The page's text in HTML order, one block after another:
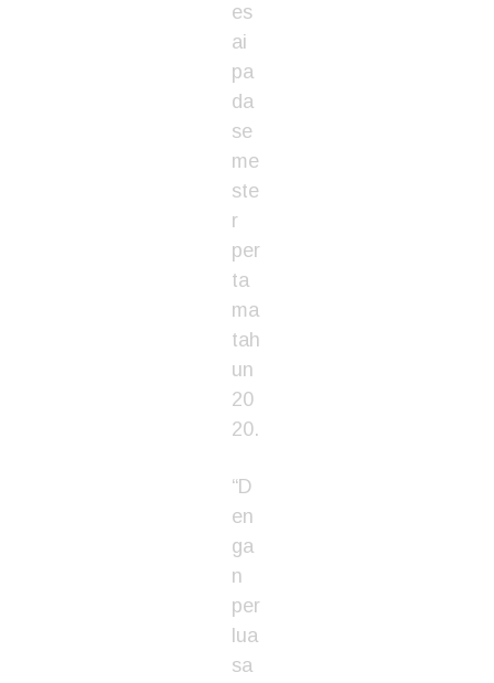
es
ai
pa
da
se
me
ste
r
per
ta
ma
tah
un
20
20.
“D
en
ga
n
per
lua
sa